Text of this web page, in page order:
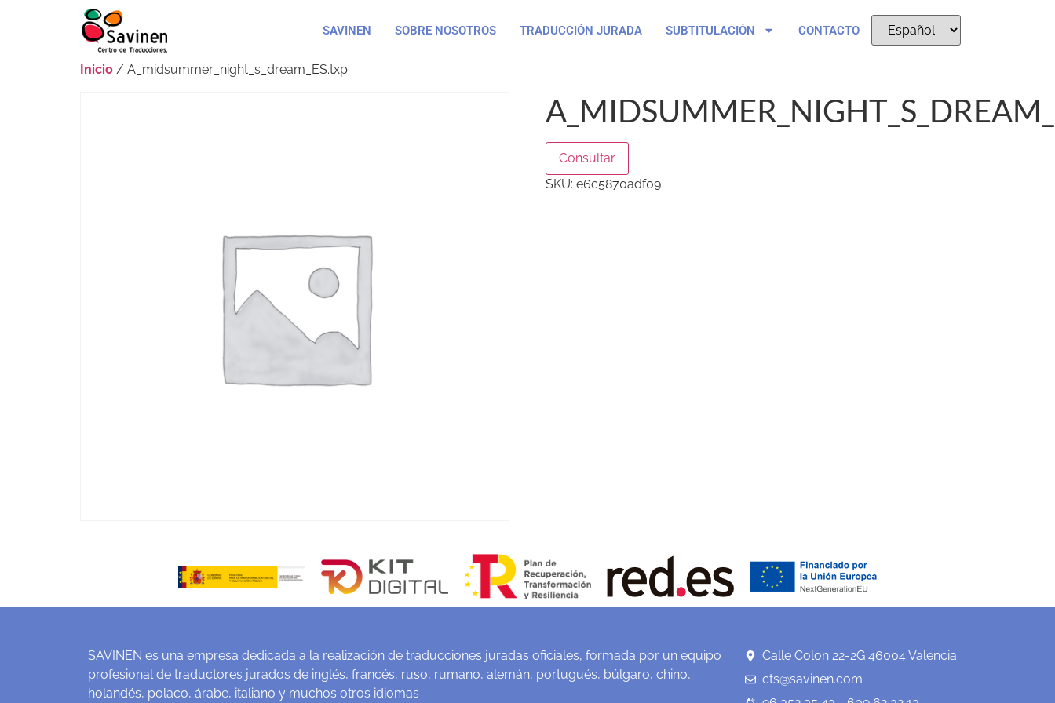
SAVINEN SOBRE NOSOTROS TRADUCCIÓN JURADA SUBTITULACIÓN CONTACTO
Inicio / A_midsummer_night_s_dream_ES.txp
Consultar
SKU: e6c5870adf09
SAVINEN es una empresa dedicada a la realización de traducciones juradas oficiales, formada por un equipo
profesional de traductores jurados de inglés, francés, ruso, rumano, alemán, portugués, búlgaro, chino,
holandés, polaco, árabe, italiano y muchos otros idiomas
Calle Colon 22-2G 46004 Valencia
cts@savinen.com